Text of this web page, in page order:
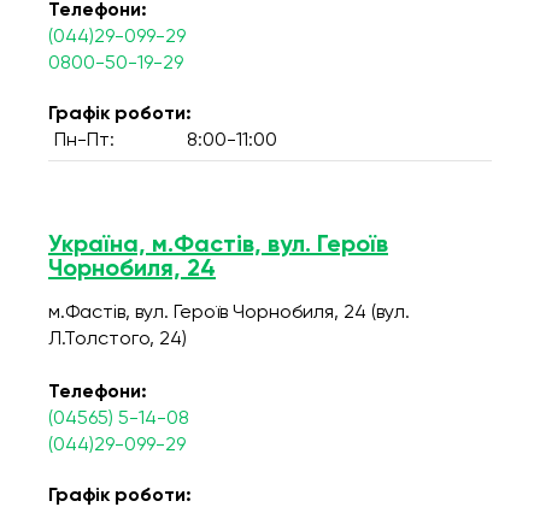
Телефони:
(044)29-099-29
0800-50-19-29
Графік роботи:
Пн-Пт:
8:00-11:00
Україна, м.Фастів, вул. Героїв
Чорнобиля, 24
м.Фастів, вул. Героїв Чорнобиля, 24 (вул.
Л.Толстого, 24)
Телефони:
(04565) 5-14-08
(044)29-099-29
Графік роботи: